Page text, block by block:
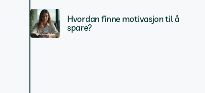
Hvordan finne motivasjon til å
spare?